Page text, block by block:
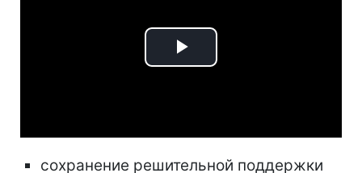
Play
сохранение решительной поддержки